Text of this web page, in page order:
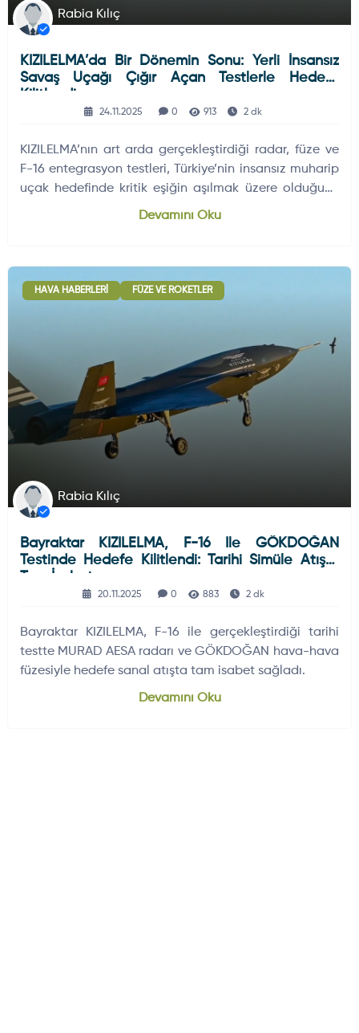
Rabia Kılıç
KIZILELMA’da Bir Dönemin Sonu: Yerli İnsansız
Savaş Uçağı Çığır Açan Testlerle Hedefe
Kilitlendi
24.11.2025 0 913 2 dk
KIZILELMA’nın art arda gerçekleştirdiği radar, füze ve
F-16 entegrasyon testleri, Türkiye’nin insansız muharip
uçak hedefinde kritik eşiğin aşılmak üzere olduğunu
Devamını Oku
HAVA HABERLERI FÜZE VE ROKETLER
Rabia Kılıç
Bayraktar KIZILELMA, F-16 Ile GÖKDOĞAN
Testinde Hedefe Kilitlendi: Tarihi Simüle Atışta
Tam İsabet
20.11.2025 0 883 2 dk
Bayraktar KIZILELMA, F-16 ile gerçekleştirdiği tarihi
testte MURAD AESA radarı ve GÖKDOĞAN hava-hava
füzesiyle hedefe sanal atışta tam isabet sağladı.
Devamını Oku